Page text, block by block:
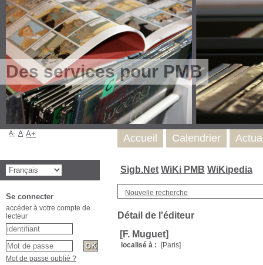
Des services pour PMB
Sigb.Net WiKi PMB WiKipedia
Nouvelle recherche
Détail de l'éditeur
[F. Muguet]
localisé à : [Paris]
Accueil Calendrier
A- A A+
Se connecter
accéder à votre compte de
lecteur
Mot de passe oublié ?